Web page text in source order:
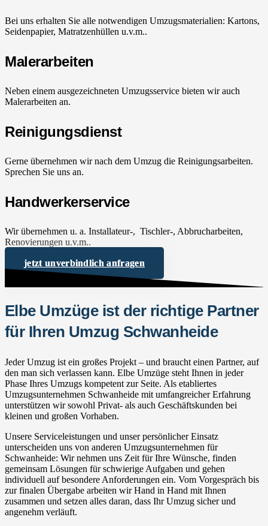
Bei uns erhalten Sie alle notwendigen Umzugsmaterialien: Kartons,
Seidenpapier, Matratzenhüllen u.v.m..
Malerarbeiten
Neben einem ausgezeichneten Umzugsservice bieten wir auch
Malerarbeiten an.
Reinigungsdienst
Gerne übernehmen wir nach dem Umzug die Reinigungsarbeiten.
Sprechen Sie uns an.
Handwerkerservice
Wir übernehmen u. a. Installateur-, Tischler-, Abbrucharbeiten,
Renovierungen u.v.m..
jetzt unverbindlich anfragen
Elbe Umzüge ist der richtige Partner
für Ihren Umzug Schwanheide
Jeder Umzug ist ein großes Projekt – und braucht einen Partner, auf
den man sich verlassen kann. Elbe Umzüge steht Ihnen in jeder
Phase Ihres Umzugs kompetent zur Seite. Als etabliertes
Umzugsunternehmen Schwanheide mit umfangreicher Erfahrung
unterstützen wir sowohl Privat- als auch Geschäftskunden bei
kleinen und großen Vorhaben.
Unsere Serviceleistungen und unser persönlicher Einsatz
unterscheiden uns von anderen Umzugsunternehmen für
Schwanheide: Wir nehmen uns Zeit für Ihre Wünsche, finden
gemeinsam Lösungen für schwierige Aufgaben und gehen
individuell auf besondere Anforderungen ein. Vom Vorgespräch bis
zur finalen Übergabe arbeiten wir Hand in Hand mit Ihnen
zusammen und setzen alles daran, dass Ihr Umzug sicher und
angenehm verläuft.